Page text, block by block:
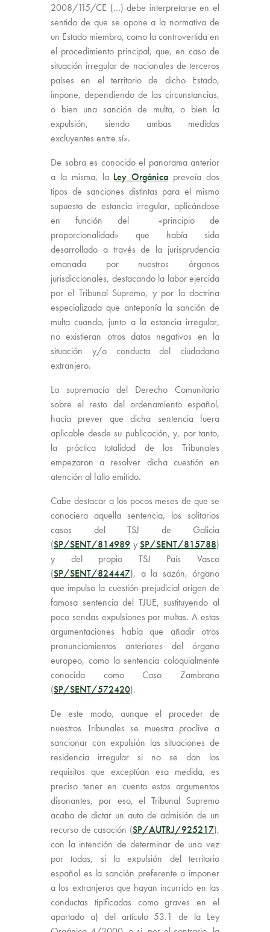
2008/115/CE (…) debe interpretarse en el
sentido de que se opone a la normativa de
un Estado miembro, como la controvertida en
el procedimiento principal, que, en caso de
situación irregular de nacionales de terceros
países en el territorio de dicho Estado,
impone, dependiendo de las circunstancias,
o bien una sanción de multa, o bien la
expulsión, siendo ambas medidas
excluyentes entre sí».
De sobra es conocido el panorama anterior
a la misma, la Ley Orgánica preveía dos
tipos de sanciones distintas para el mismo
supuesto de estancia irregular, aplicándose
en función del «principio de
proporcionalidad» que había sido
desarrollado a través de la jurisprudencia
emanada por nuestros órganos
jurisdiccionales, destacando la labor ejercida
por el Tribunal Supremo, y por la doctrina
especializada que anteponía la sanción de
multa cuando, junto a la estancia irregular,
no existieran otros datos negativos en la
situación y/o conducta del ciudadano
extranjero.
La supremacía del Derecho Comunitario
sobre el resto del ordenamiento español,
hacía prever que dicha sentencia fuera
aplicable desde su publicación, y, por tanto,
la práctica totalidad de los Tribunales
empezaron a resolver dicha cuestión en
atención al fallo emitido.
Cabe destacar a los pocos meses de que se
conociera aquella sentencia, los solitarios
casos del TSJ de Galicia
(SP/SENT/814989 ySP/SENT/815788)
y del propio TSJ País Vasco
(SP/SENT/824447), a la sazón, órgano
que impulso la cuestión prejudicial origen de
famosa sentencia del TJUE, sustituyendo al
poco sendas expulsiones por multas. A estas
argumentaciones había que añadir otros
pronunciamientos anteriores del órgano
europeo, como la sentencia coloquialmente
conocida como Caso Zambrano
(SP/SENT/572420).
De este modo, aunque el proceder de
nuestros Tribunales se muestra proclive a
sancionar con expulsión las situaciones de
residencia irregular si no se dan los
requisitos que exceptúan esa medida, es
preciso tener en cuenta estos argumentos
disonantes, por eso, el Tribunal Supremo
acaba de dictar un auto de admisión de un
recurso de casación (SP/AUTRJ/925217),
con la intención de determinar de una vez
por todas, si la expulsión del territorio
español es la sanción preferente a imponer
a los extranjeros que hayan incurrido en las
conductas tipificadas como graves en el
apartado a) del artículo 53.1 de la Ley